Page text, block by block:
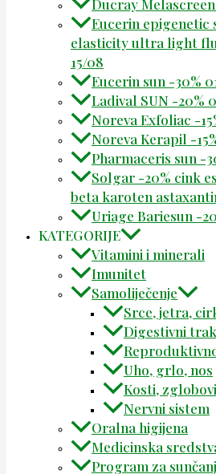
Ducray Melascreen
Eucerin epigenetic
elasticity ultra light
15/08
Eucerin sun -30%
Ladival SUN -20%
Noreva Exfoliac -
Noreva Kerapil -
Pharmaceris sun -
Solgar -20% cink
beta karoten
Uriage Bariesun -
KATEGORIJE
Vitamini i minerali
Imunitet
Samoliječenje
Srce, jetra,
Digestivni
Uho, grlo, nos
Kosti,
Nervni sistem
Oralna higijena
Medicinska
Program za